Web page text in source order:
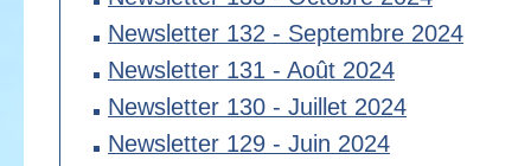
Newsletter 132 - Septembre 2024
Newsletter 131 - Août 2024
Newsletter 130 - Juillet 2024
Newsletter 129 - Juin 2024